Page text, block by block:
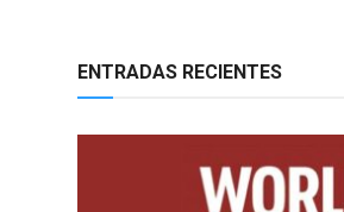
ENTRADAS RECIENTES